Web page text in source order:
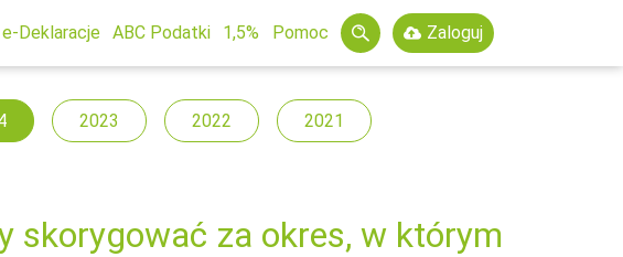
e-Deklaracje ABC Podatki 1,5% Pomoc Zaloguj
2023 2022 2021
skorygować za okres, w którym